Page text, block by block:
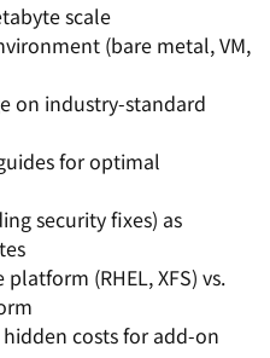
scale
(bare metal, VM,
on industry-standard
for optimal
security fixes) as
(RHEL, XFS) vs.
costs for add-on